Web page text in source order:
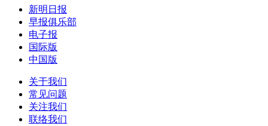
新明日报
早报俱乐部
电子报
国际版
中国版
关于我们
常见问题
关注我们
联络我们